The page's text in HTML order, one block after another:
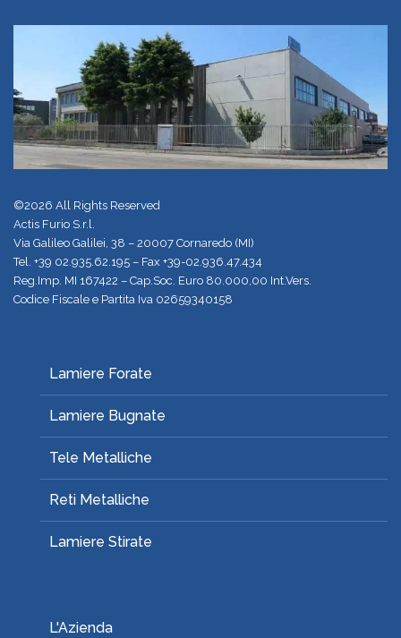
©2026 All Rights Reserved
Actis Furio S.r.l.
Via Galileo Galilei, 38 – 20007 Cornaredo (MI)
Tel. +39 02.935.62.195 – Fax +39-02.936.47.434
Reg.Imp. MI 167422 – Cap.Soc. Euro 80.000,00 Int.Vers.
Codice Fiscale e Partita Iva 02659340158
Lamiere Forate
Lamiere Bugnate
Tele Metalliche
Reti Metalliche
Lamiere Stirate
L'Azienda